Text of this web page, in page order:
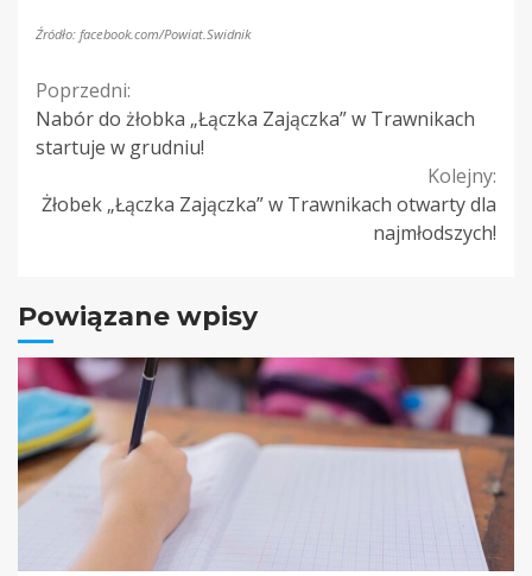
Źródło: facebook.com/Powiat.Swidnik
Continue
Reading
Poprzedni:
Nabór do żłobka „Łączka Zajączka” w Trawnikach
startuje w grudniu!
Kolejny:
Żłobek „Łączka Zajączka” w Trawnikach otwarty dla
najmłodszych!
Powiązane wpisy